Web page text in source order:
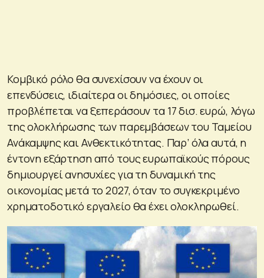
Κομβικό ρόλο θα συνεχίσουν να έχουν οι
επενδύσεις, ιδιαίτερα οι δημόσιες, οι οποίες
προβλέπεται να ξεπεράσουν τα 17 δισ. ευρώ, λόγω
της ολοκλήρωσης των παρεμβάσεων του Ταμείου
Ανάκαμψης και Ανθεκτικότητας. Παρ’ όλα αυτά, η
έντονη εξάρτηση από τους ευρωπαϊκούς πόρους
δημιουργεί ανησυχίες για τη δυναμική της
οικονομίας μετά το 2027, όταν το συγκεκριμένο
χρηματοδοτικό εργαλείο θα έχει ολοκληρωθεί.